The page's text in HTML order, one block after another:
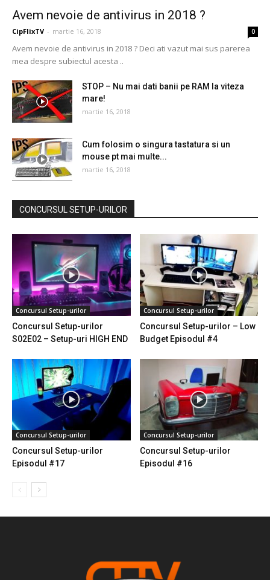
Avem nevoie de antivirus in 2018 ?
CipFlixTV - martie 16, 2018 0
Avem nevoie de antivirus in 2018 ? Deci ati vazut mai sus parerea
mea despre subiectul acesta ..
STOP – Nu mai dati banii pe RAM la viteza
mare!
martie 16, 2018
Cum folosim o singura tastatura si un
mouse pt mai multe...
martie 16, 2018
CONCURSUL SETUP-URILOR
Concursul Setup-urilor
Concursul Setup-urilor
S02E02 – Setup-uri HIGH END
Concursul Setup-urilor
Concursul Setup-urilor – Low
Budget Episodul #4
Concursul Setup-urilor
Concursul Setup-urilor
Episodul #17
Concursul Setup-urilor
Concursul Setup-urilor
Episodul #16